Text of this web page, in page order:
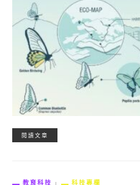
閱讀文章
教育科技 科技專欄